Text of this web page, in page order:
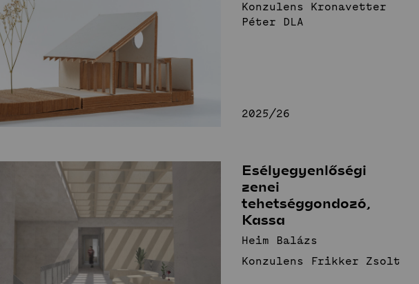
Konzulens Kronavetter
Péter DLA
2025/26
Esélyegyenlőségi
zenei
tehetséggondozó,
Kassa
Heim Balázs
Konzulens Frikker Zsolt